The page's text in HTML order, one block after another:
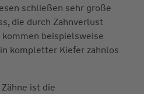
schließen sehr große
die durch Zahnverlust
beispielsweise
kompletter Kiefer zahnlos
Zähne ist die